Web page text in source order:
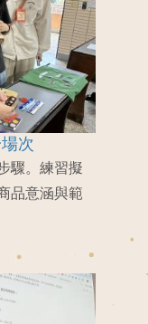
次
驟。練習擬
品意涵與範